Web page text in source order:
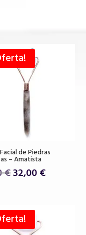
de Piedras
– Amatista
€El
era:
39,00 €.
32,00€El